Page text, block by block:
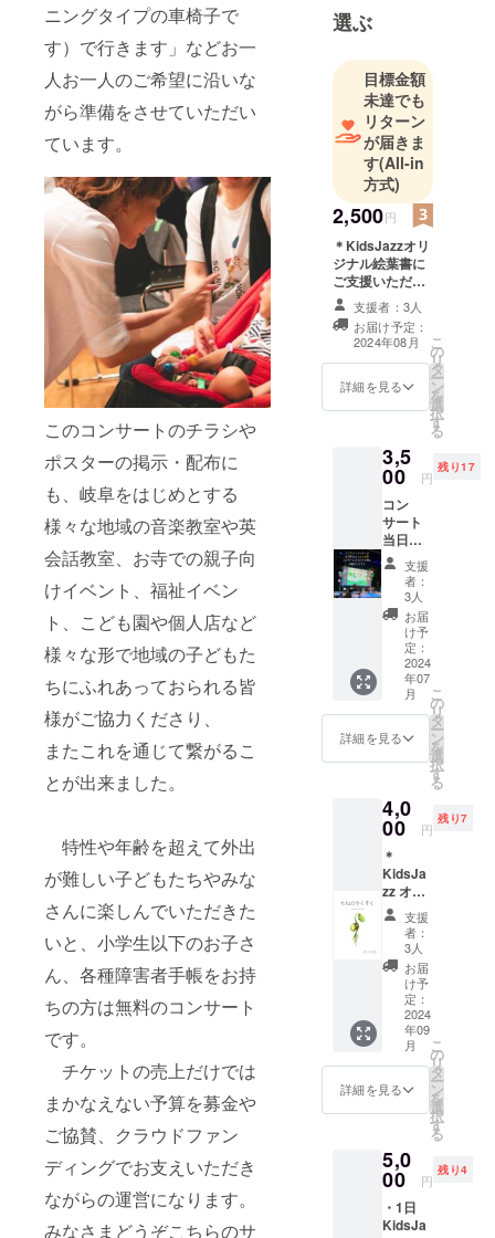
ニングタイプの車椅子で
す）で行きます」などお一
人お一人のご希望に沿いな
がら準備をさせていただい
ています。
このコンサートのチラシや
ポスターの掲示・配布に
も、岐阜をはじめとする
様々な地域の音楽教室や英
会話教室、お寺での親子向
けイベント、福祉イベン
ト、こども園や個人店など
様々な形で地域の子どもた
ちにふれあっておられる皆
様がご協力くださり、
またこれを通じて繋がるこ
とが出来ました。
特性や年齢を超えて外出
が難しい子どもたちやみな
さんに楽しんでいただきた
いと、小学生以下のお子さ
ん、各種障害者手帳をお持
ちの方は無料のコンサート
です。
チケットの売上だけでは
まかなえない予算を募金や
ご協賛、クラウドファン
ディングでお支えいただき
ながらの運営になります。
みなさまどうぞこちらのサ
がはしゃい
でも、ぐ
ずっても
「おたがい
さま」の気
持ちで楽し
みあえるコ
ンサートを
世界中に届
けます！
選ぶ
目標金額
未達でも
リターン
が届きま
す(All-in
方式)
2,500円
＊KidsJazzオリ
ジナル絵葉書に
ご支援いただい
たお礼のメッ
セージおよび出
演者のサインを
添えてお送りい
たします。 絵葉
書の種類のご指
の場面が描かれ
た照喜名隆充氏
ステキなイラス
トです どうぞ
お楽しみに！
支援者：3人
お届け予定：
2024年08月
詳細を見る
こ
の
リ
タ
ー
ン
を
選
択
す
る
3,5
00 円
残り17
コン
サート
当日に
会場の
スク
リーン
にあな
たの
KidsJa
zzへの
応援
メッ
セー
ジ、子
どもた
ちへの
セージ
などを
スク
リーン
に投影
いたし
ます！
＊メッ
セージ
記載例
「KidsJ
azzコン
サート
でみん
なの楽
しい時
間をサ
〇〇よ
り」
「みん
なでコ
ンサー
支援
者：
3人
お届
け予
定：
2024
年07
月
詳細を見る
こ
の
リ
タ
ー
ン
を
選
択
す
る
4,0
00 円
残り7
＊
KidsJa
zz オリ
ジナル
絵本
「たね
のやく
そく」
を出演
者のサ
イン付
き絵葉
書を添
えてお
送りし
ます。
に眠る
一粒の
種が、
様々な
出会い
支援
者：
3人
お届
け予
定：
2024
年09
月
詳細を見る
こ
の
リ
タ
ー
ン
を
選
択
す
る
5,0
00 円
残り4
・1日
KidsJa